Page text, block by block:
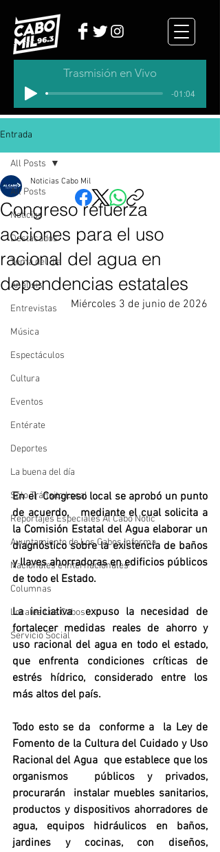
Trasmisión en Vivo
-01:04
Entrada
All Posts
Noticias
Destacados
Tema del dia
Analisis
Entrevistas
Música
Espectáculos
Cultura
Eventos
Entérate
Deportes
La buena del día
Sólo Tránsito Local
Reportajes Especiales Al Cabo Notic
Ayuntamiento de Los Cabos Informa
Nacionales e Internacionales
Columnas
Locales Los Cabos
Servicio Social
All Posts
Congreso refuerza
acciones para el uso
racional del agua en
dependencias estatales
Noticias Cabo Mil
Miércoles 3 de junio de 2026
En el  Congreso local se aprobó un punto
de acuerdo,   mediante el cual solicita a
la Comisión Estatal del Agua elaborar un
diagnóstico sobre la existencia de baños
y llaves ahorradoras en edificios públicos
de todo el Estado.
La iniciativa  expuso la necesidad de
fortalecer medidas reales de ahorro y
uso racional del agua en todo el estado,
que enfrenta condiciones críticas de
estrés hídrico, considerado entre los
más altos del país.
Todo esto se da  conforme a  la Ley de
Fomento de la Cultura del Cuidado y Uso
Racional del Agua  que establece que los
organismos  públicos y privados,
procurarán  instalar muebles sanitarios,
productos y dispositivos ahorradores de
agua, equipos hidráulicos en baños,
jardines y cocinas, con diseños,